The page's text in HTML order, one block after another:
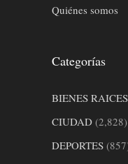
Quiénes somos
Categorías
BIENES RAICES
CIUDAD (2,828)
DEPORTES